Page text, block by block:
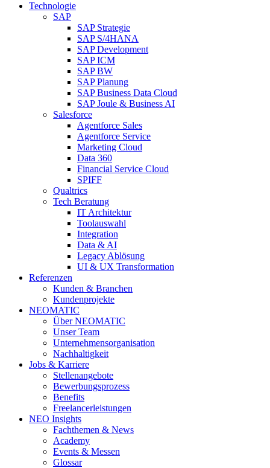
Technologie
SAP
SAP Strategie
SAP S/4HANA
SAP Development
SAP ICM
SAP BW
SAP Planung
SAP Business Data Cloud
SAP Joule & Business AI
Salesforce
Agentforce Sales
Agentforce Service
Marketing Cloud
Data 360
Financial Service Cloud
SPIFF
Qualtrics
Tech Beratung
IT Architektur
Toolauswahl
Integration
Data & AI
Legacy Ablösung
UI & UX Transformation
Referenzen
Kunden & Branchen
Kundenprojekte
NEOMATIC
Über NEOMATIC
Unser Team
Unternehmensorganisation
Nachhaltigkeit
Jobs & Karriere
Stellenangebote
Bewerbungsprozess
Benefits
Freelancerleistungen
NEO Insights
Fachthemen & News
Academy
Events & Messen
Glossar